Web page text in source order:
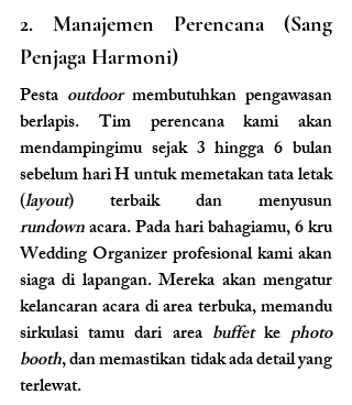
2. Manajemen Perencana (Sang
Penjaga Harmoni)
Pesta outdoor membutuhkan pengawasan
berlapis. Tim perencana kami akan
mendampingimu sejak 3 hingga 6 bulan
sebelum hari H untuk memetakan tata letak
(layout
rundown acara. Pada hari bahagiamu, 6 kru
Wedding Organizer profesional kami akan
siaga di lapangan. Mereka akan mengatur
kelancaran acara di area terbuka, memandu
sirkulasi tamu dari area buffet ke photo
booth, dan memastikan tidak ada detail yang
terlewat.